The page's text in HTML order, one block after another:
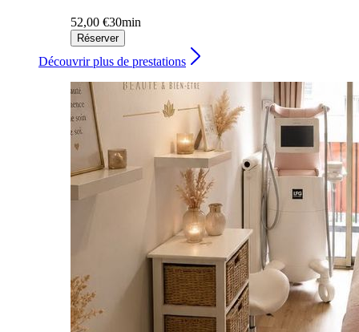
52,00 €30min
Réserver
Découvrir plus de prestations